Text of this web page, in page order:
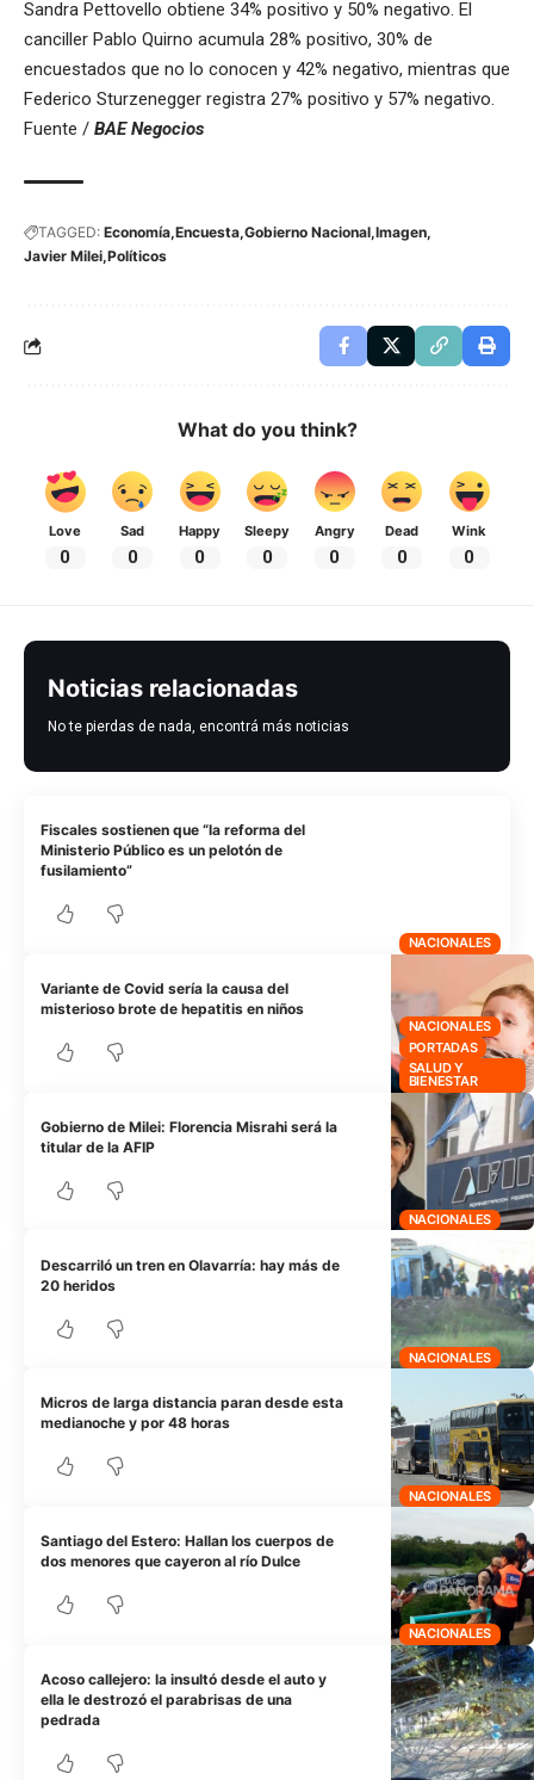
Sandra Pettovello obtiene 34% positivo y 50% negativo. El
canciller Pablo Quirno acumula 28% positivo, 30% de
encuestados que no lo conocen y 42% negativo, mientras que
Federico Sturzenegger registra 27% positivo y 57% negativo.
Fuente / BAE Negocios
TAGGED: Economía Encuesta Gobierno Nacional Imagen
Javier Milei Políticos
What do you think?
Love
0
Sad
0
Happy
0
Sleepy
0
Angry
0
Dead
0
Wink
0
Noticias relacionadas
No te pierdas de nada, encontrá más noticias
NACIONALES
Fiscales sostienen que “la reforma del
Ministerio Público es un pelotón de
fusilamiento”
NACIONALES
PORTADAS
SALUD Y
BIENESTAR
Variante de Covid sería la causa del
misterioso brote de hepatitis en niños
NACIONALES
Gobierno de Milei: Florencia Misrahi será la
titular de la AFIP
NACIONALES
Descarriló un tren en Olavarría: hay más de
20 heridos
NACIONALES
Micros de larga distancia paran desde esta
medianoche y por 48 horas
NACIONALES
Santiago del Estero: Hallan los cuerpos de
dos menores que cayeron al río Dulce
Acoso callejero: la insultó desde el auto y
ella le destrozó el parabrisas de una
pedrada